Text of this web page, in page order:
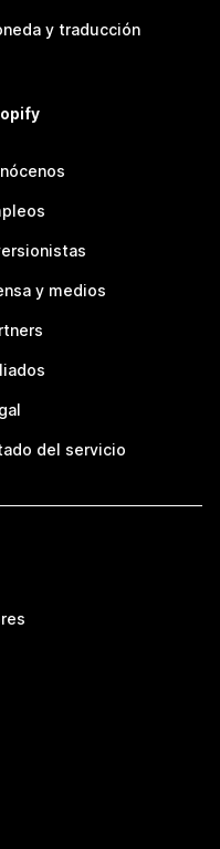
y traducción
y medios
del servicio